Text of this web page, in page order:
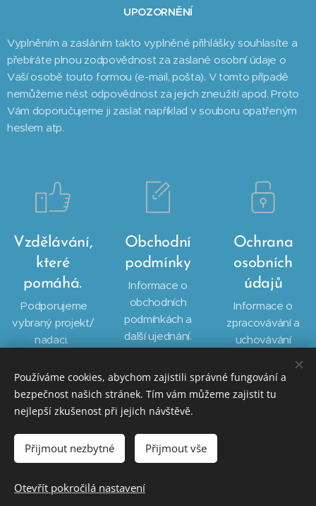
UPOZORNĚNÍ
Vyplněním a zasláním takto vyplněné přihlášky souhlasíte a
přebíráte plnou zodpovědnost za zaslané osobní údaje o
Vaší osobě touto formou (e-mail, pošta). V tomto případě
nemůžeme nést odpovědnost za jejich zneužití apod. Proto
Vám doporučujeme ji zaslat například v souboru opatřeným
heslem atp.
Vzdělávání,
které
pomáhá.
Podporujeme
vybraný projekt/
nadaci.
Obchodní
podmínky
Informace o
obchodních
podmínkách a
další ujednání.
Ochrana
osobních
údajů
Informace o
zpracovávání a
uchovávání
údajů.
© 2026 VZDĚLÁVÁNÍ | PRO | SOCIÁLNÍ | SLUŽBY
info@vzdelavani-pss.cz
Vytvořeno službou
Používáme cookies, abychom zajistili správné fungování a
bezpečnost našich stránek. Tím vám můžeme zajistit tu
nejlepší zkušenost při jejich návštěvě.
Přijmout nezbytné Přijmout vše
Otevřít pokročilá nastavení